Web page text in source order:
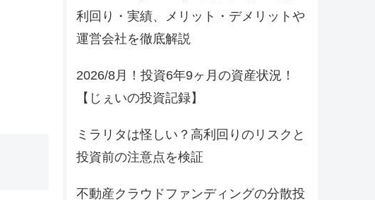
利回り・実績、メリット・デメリットや
運営会社を徹底解説
2026/8月！投資6年9ヶ月の資産状況！
【じぇいの投資記録】
ミラリタは怪しい？高利回りのリスクと
投資前の注意点を検証
不動産クラウドファンディングの分散投